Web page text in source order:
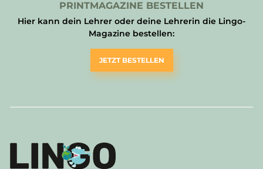
PRINTMAGAZINE BESTELLEN
Hier kann dein Lehrer oder deine Lehrerin die Lingo-
Magazine bestellen:
JETZT BESTELLEN